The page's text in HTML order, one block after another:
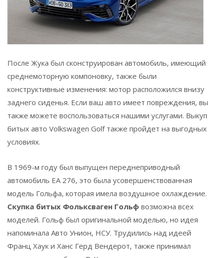
После Жука был сконструирован автомобиль, имеющий
среднемоторную компоновку, также были
конструктивные изменения: мотор расположился внизу
заднего сиденья. Если ваш авто имеет повреждения, вы
также можете воспользоваться нашими услугами. Выкуп
битых авто Volkswagen Golf также пройдет на выгодных
условиях.
В 1969-м году был выпущен переднеприводный
автомобиль ЕА 276, это была усовершенствованная
модель Гольфа, которая имела воздушное охлаждение.
Скупка битых Фольксваген Гольф возможна всех
моделей. Гольф был оригинальной моделью, но идея
напоминала Авто Унион, НСУ. Трудились над идеей
Франц Хаук и Ханс Герд Вендерот, также принимал